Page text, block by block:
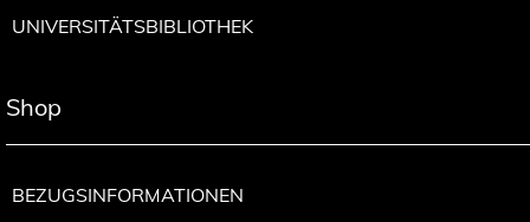
UNIVERSITÄTSBIBLIOTHEK
Shop
BEZUGSINFORMATIONEN